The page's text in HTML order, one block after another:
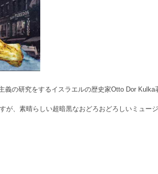
の研究をするイスラエルの歴史家Otto Dor Kulka
が、素晴らしい超暗黒なおどろおどろしいミュー